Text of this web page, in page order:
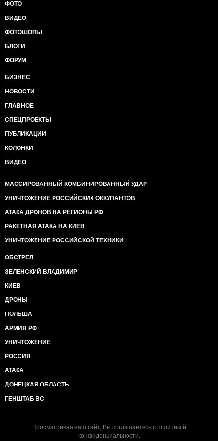
ФОТО
ВИДЕО
ФОТОШОПЫ
БЛОГИ
ФОРУМ
БИЗНЕС
НОВОСТИ
ГЛАВНОЕ
СПЕЦПРОЕКТЫ
ПУБЛИКАЦИИ
КОЛОНКИ
ВИДЕО
МАССИРОВАННЫЙ КОМБИНИРОВАННЫЙ УДАР
УНИЧТОЖЕНИЕ РОССИЙСКИХ ОККУПАНТОВ
АТАКА ДРОНОВ НА РЕГИОНЫ РФ
РАКЕТНАЯ АТАКА НА КИЕВ
УНИЧТОЖЕНИЕ РОССИЙСКОЙ ТЕХНИКИ
ОБСТРЕЛ
ЗЕЛЕНСКИЙ ВЛАДИМИР
КИЕВ
ДРОНЫ
ПОЛЬША
АРМИЯ РФ
УНИЧТОЖЕНИЕ
РОССИЯ
АТАКА
ДОНЕЦКАЯ ОБЛАСТЬ
ГЕНШТАБ ВС
Просматривая наш сайт, Вы соглашаетесь с политикой
конфиденциальности.